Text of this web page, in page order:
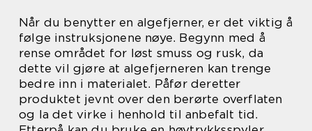
Når du benytter en algefjerner, er det viktig å
følge instruksjonene nøye. Begynn med å
rense området for løst smuss og rusk, da
dette vil gjøre at algefjerneren kan trenge
bedre inn i materialet. Påfør deretter
produktet jevnt over den berørte overflaten
og la det virke i henhold til anbefalt tid.